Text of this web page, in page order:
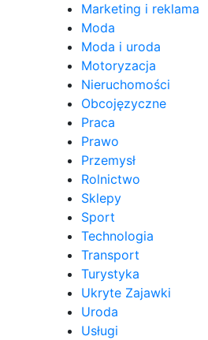
Marketing i reklama
Moda
Moda i uroda
Motoryzacja
Nieruchomości
Obcojęzyczne
Praca
Prawo
Przemysł
Rolnictwo
Sklepy
Sport
Technologia
Transport
Turystyka
Ukryte Zajawki
Uroda
Usługi